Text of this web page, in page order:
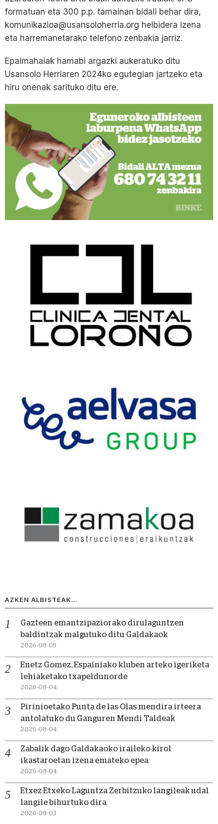
formatuan eta 300 p.p. tamainan bidali behar dira,
komunikazioa@usansoloherria.org helbidera izena
eta harremanetarako telefono zenbakia jarriz.
Epaimahaiak hamabi argazki aukeratuko ditu
Usansolo Herriaren 2024ko egutegian jartzeko eta
hiru onenak sarituko ditu ere.
AZKEN ALBISTEAK…
Gazteen emantzipaziorako dirulaguntzen
baldintzak malgutuko ditu Galdakaok
2026-08-05
Enetz Gomez, Espainiako kluben arteko igeriketa
lehiaketako txapeldunorde
2026-08-04
Pirinioetako Punta de las Olas mendira irteera
antolatuko du Ganguren Mendi Taldeak
2026-08-04
Zabalik dago Galdakaoko iraileko kirol
ikastaroetan izena emateko epea
2026-08-04
Etxez Etxeko Laguntza Zerbitzuko langileak udal
langile bihurtuko dira
2026-08-03